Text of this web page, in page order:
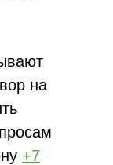
на
+7